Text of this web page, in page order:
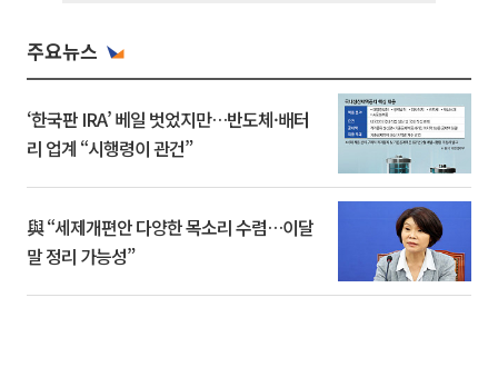
주요뉴스
‘한국판 IRA’ 베일 벗었지만…반도체·배터
리 업계 “시행령이 관건”
與 “세제개편안 다양한 목소리 수렴…이달
말 정리 가능성”